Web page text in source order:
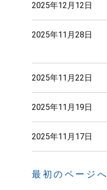
2025年12月12日
2025年11月28日
2025年11月22日
2025年11月19日
2025年11月17日
最初のページへ